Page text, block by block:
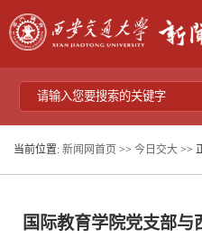
当前位置: 新闻网首页 >> 今日交大 >>
国际教育学院党支部